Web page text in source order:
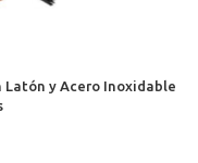
Latón y Acero Inoxidable